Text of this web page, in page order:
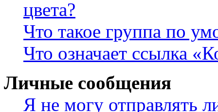
цвета?
Что такое группа по
Что означает ссылка
Личные сообщения
Я не могу отправлять